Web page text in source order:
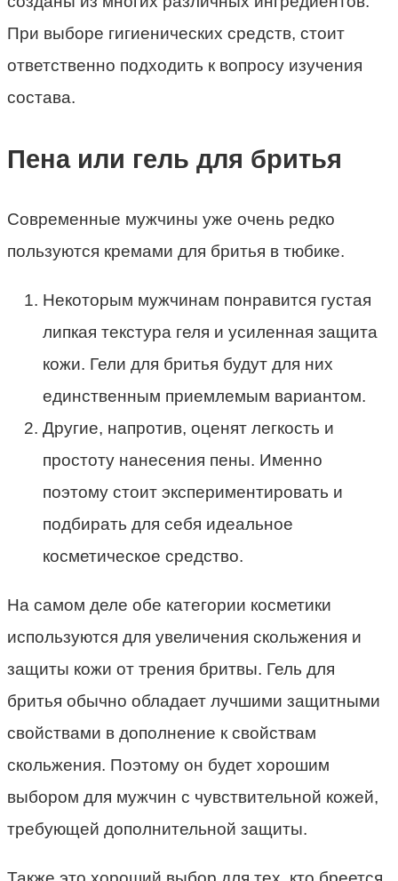
При выборе гигиенических средств, стоит
ответственно подходить к вопросу изучения
состава.
Пена или гель для бритья
Современные мужчины уже очень редко
пользуются кремами для бритья в тюбике.
Некоторым мужчинам понравится густая
липкая текстура геля и усиленная защита
кожи. Гели для бритья будут для них
единственным приемлемым вариантом.
Другие, напротив, оценят легкость и
простоту нанесения пены. Именно
поэтому стоит экспериментировать и
подбирать для себя идеальное
косметическое средство.
На самом деле обе категории косметики
используются для увеличения скольжения и
защиты кожи от трения бритвы. Гель для
бритья обычно обладает лучшими защитными
свойствами в дополнение к свойствам
скольжения. Поэтому он будет хорошим
выбором для мужчин с чувствительной кожей,
требующей дополнительной защиты.